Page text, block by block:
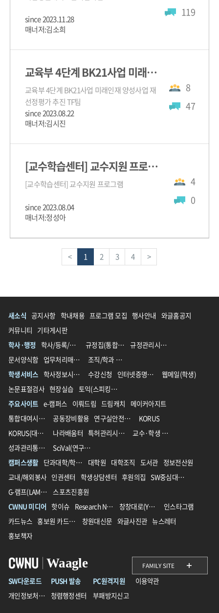
since 2023.11.28
매너저:김소희
119
교육부 4단계 BK21사업 미래인재 양성사업 재선정평가
교육부 4단계 BK21사업 미래인재 양성사업 재
선정평가 추진 TF팀
since 2023.08.22
매너저:김시진
8
47
[교수학습센터] 교수지원 프로그램
[교수학습센터] 교수지원 프로그램
since 2023.08.04
매너저:정성아
4
0
< 1 2 3 4 >
새소식 공지사항 학내채용 프로그램 모집 행사안내 와글홈공지
커뮤니티 기타게시판
학사·행정
학사/등록/장학 규정집(통합 전)
규정관리시스템(통합 후)
문서양식함
업무처리매뉴얼
조직/학과 영문명 가이드
학생서비스
학사정보시스템 수강신청 인터넷증명발급
웹메일(학생)
논문표절검사 현장실습
토익(스피킹)할인
주요사이트 e-캠퍼스 이뤄드림 드림캐치
메이커아지트
통합대여시스템
공동장비활용 연구실안전관리
KORUS
KORUS(대외서비스)
나라배움터 특허관리시스템
교수·학생 교육지원 통합플랫폼
성과관리통합시스템(IPMS)
SciVal(연구성과분석솔루션)
캠퍼스생활
단과대학/학과/학부 대학원 대학조직 도서관 정보전산원
교내/해외봉사 인권센터 학생상담센터 후원의집
SW중심대학사업단
G-램프(LAMP)사업단
스포츠진흥원
CWNU 미디어 핫이슈 Research News 창창대로(YouTube)
인스타그램
카드뉴스
홍보원 카드뉴스 창원대신문 와글사진관 뉴스레터
홍보책자
Waagle
SW다운로드 PUSH 발송 PC원격지원
이용약관
개인정보처리방침
청렴행정센터 부패방지신고
FAMILY SITE